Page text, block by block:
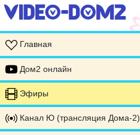
Главная
Дом2 онлайн
Эфиры
Канал Ю (трансляция Дома-2)